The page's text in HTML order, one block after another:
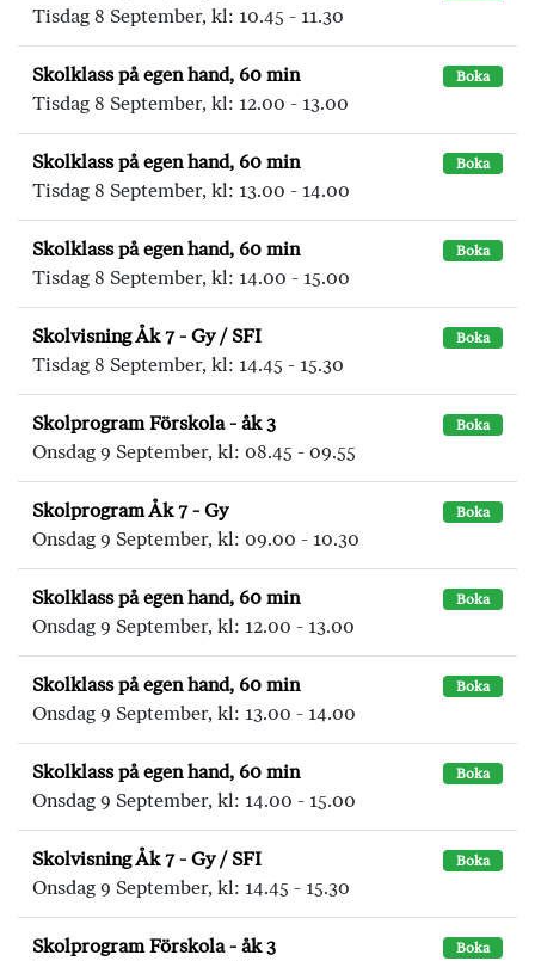
Tisdag 8 September, kl: 10.45 - 11.30
Skolklass på egen hand, 60 min Boka
Tisdag 8 September, kl: 12.00 - 13.00
Skolklass på egen hand, 60 min Boka
Tisdag 8 September, kl: 13.00 - 14.00
Skolklass på egen hand, 60 min Boka
Tisdag 8 September, kl: 14.00 - 15.00
Skolvisning Åk 7 - Gy / SFI Boka
Tisdag 8 September, kl: 14.45 - 15.30
Skolprogram Förskola - åk 3 Boka
Onsdag 9 September, kl: 08.45 - 09.55
Skolprogram Åk 7 - Gy Boka
Onsdag 9 September, kl: 09.00 - 10.30
Skolklass på egen hand, 60 min Boka
Onsdag 9 September, kl: 12.00 - 13.00
Skolklass på egen hand, 60 min Boka
Onsdag 9 September, kl: 13.00 - 14.00
Skolklass på egen hand, 60 min Boka
Onsdag 9 September, kl: 14.00 - 15.00
Skolvisning Åk 7 - Gy / SFI Boka
Onsdag 9 September, kl: 14.45 - 15.30
Skolprogram Förskola - åk 3 Boka